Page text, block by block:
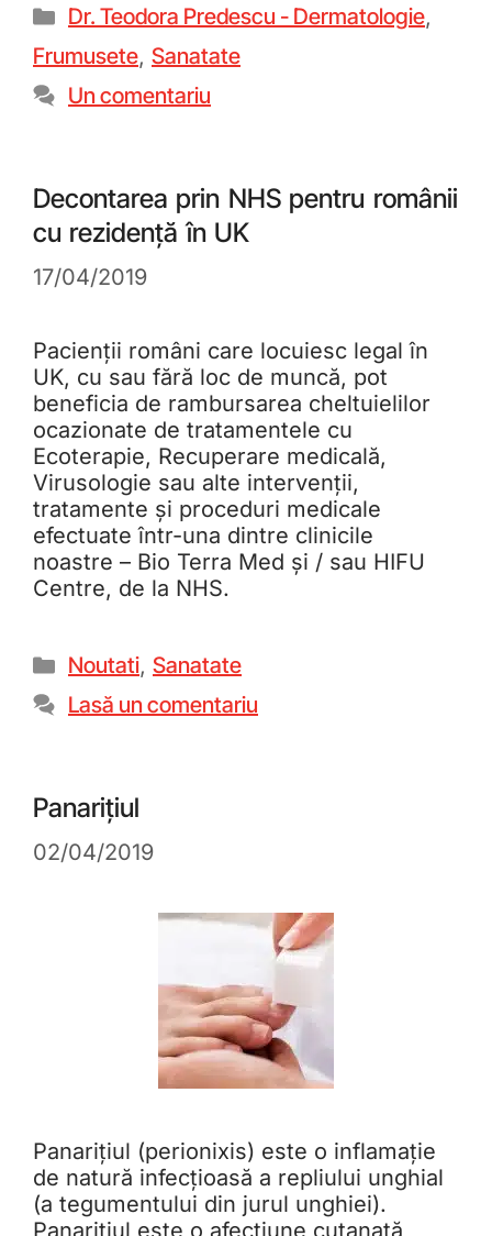
Dr. Teodora Predescu - Dermatologie,
Frumusete, Sanatate
Un comentariu
Decontarea prin NHS pentru românii
cu rezidență în UK
17/04/2019
Pacienții români care locuiesc legal în
UK, cu sau fără loc de muncă, pot
beneficia de rambursarea cheltuielilor
ocazionate de tratamentele cu
Ecoterapie, Recuperare medicală,
Virusologie sau alte intervenții,
tratamente și proceduri medicale
efectuate într-una dintre clinicile
noastre – Bio Terra Med și / sau HIFU
Centre, de la NHS.
Noutati, Sanatate
Lasă un comentariu
Panarițiul
02/04/2019
Panarițiul (perionixis) este o inflamație
de natură infecțioasă a repliului unghial
(a tegumentului din jurul unghiei).